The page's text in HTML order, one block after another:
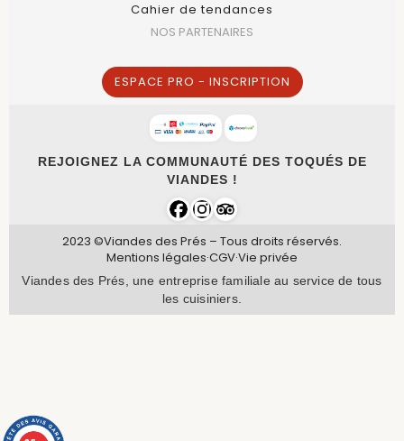
Cahier de tendances
NOS PARTENAIRES
ESPACE PRO - INSCRIPTION
REJOIGNEZ LA COMMUNAUTÉ DES TOQUÉS DE
VIANDES !
2023 ©Viandes des Prés – Tous droits réservés.
Mentions légales·CGV·Vie privée
Viandes des Prés, une entreprise familiale au service de tous
les cuisiniers.